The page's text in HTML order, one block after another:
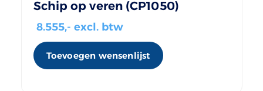
Schip op veren (CP1050)
8.555,- excl. btw
Toevoegen wensenlijst